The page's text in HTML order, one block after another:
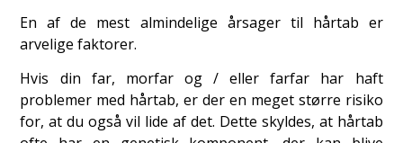
En af de mest almindelige årsager til hårtab er
arvelige faktorer.
Hvis din far, morfar og / eller farfar har haft
problemer med hårtab, er der en meget større risiko
for, at du også vil lide af det. Dette skyldes, at hårtab